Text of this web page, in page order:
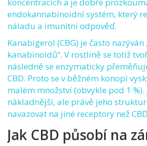
endokannabinoidní systém, který
náladu a imunitní odpověď.
Kanabigerol (CBG) je často
kanabinoidů“. V rostlině se totiž
následně se enzymaticky
CBD. Proto se v běžném konopí
malém množství (obvykle pod 1 %).
nákladnější, ale právě jeho
navazovat na jiné receptory než
Jak CBD působí na